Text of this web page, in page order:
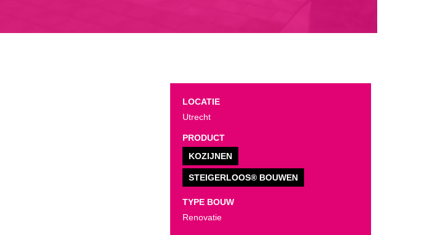
LOCATIE
Utrecht
PRODUCT
KOZIJNEN
STEIGERLOOS® BOUWEN
TYPE BOUW
Renovatie